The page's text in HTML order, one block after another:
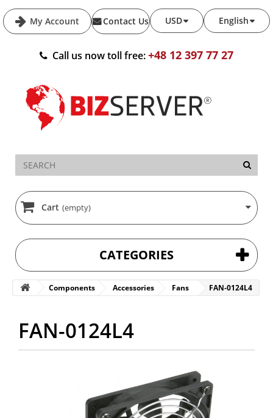
My Account English
USD
Contact Us
Call us now toll free:+48 12 397 77 27
Cart (empty)
CATEGORIES
Components Accessories Fans FAN-0124L4
FAN-0124L4